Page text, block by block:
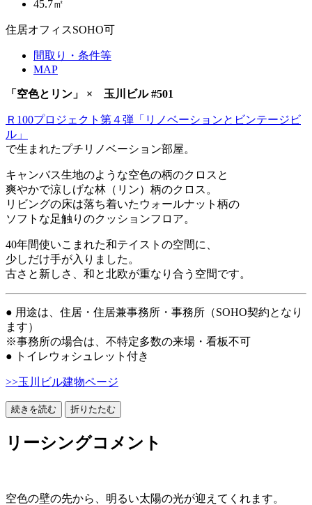
45.7㎡
住居オフィスSOHO可
間取り・条件等
MAP
「空色とリン」 × 玉川ビル #501
Ｒ100プロジェクト第４弾「リノベーションとビンテージビ
ル」
で生まれたプチリノベーション部屋。
キャンバス生地のような空色の柄のクロスと
爽やかで涼しげな林（リン）柄のクロス。
リビングの床は落ち着いたウォールナット柄の
ソフトな足触りのクッションフロア。
40年間使いこまれた和テイストの空間に、
少しだけ手が入りました。
古さと新しさ、和と北欧が重なり合う空間です。
● 用途は、住居・住居兼事務所・事務所（SOHO契約となり
ます）
※事務所の場合は、不特定多数の来場・看板不可
● トイレウォシュレット付き
>>玉川ビル建物ページ
続きを読む 折りたたむ
リーシングコメント
空色の壁の先から、明るい太陽の光が迎えてくれます。